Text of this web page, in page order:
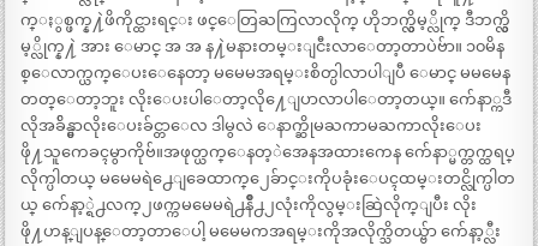
က္ႏွစ္ဖက္န႔ဲဖိကိုင္ထားရင္း ဖင္ေတြႀကြလာလိုက္ ဟိုဘက္လွိမ့္လိုက္ ဒီဘက္လွိ
မ့္လိုက္န႔ဲ အား ေမာင္ အ အ န႔ဲမနားတမ္းျငီးလာေတာ့တာပဲဗ်ာ။ ၁၀မိန
စ္ေလာက္ယက္ေပးေနေတာ့ မမေမအရမ္းစိတ္ပါလာပါျပီ ေမာင္ မမမေန
တတ္ေတာ့ဘူး လိုးေပးပါေတာ့လို႔ေျပာလာပါေတာ့တယ္။ က်ေနာ္ကဒီ
လိုအခ်ိန္မွာလိုးေပးခ်င္တာေလ ဒါမွလဲ ေနာက္ဆိုမႀကာမႀကာလိုးေပး
ဖို႔သူကေခၚမွာကိုဗ်။အဖုတ္ယက္ေနတ့ဲအေနအထားကေန က်ေနာ္မက္တက္ထရပ္
လိုက္ပါတယ္ မမေမရဲ႕ေျခေထာက္၂ေခ်ာင္းကိုပခုံးေပၚထမ္းတင္လိုက္ပါတ
ယ္ က်ေနာ့္ရဲ႕လက္၂ဖက္ကမမေမရဲ႕နိဳ႕၂လုံးကိုလွမ္းဆြဲလိုက္ျပီး လိုး
ဖို႔ဟန္ျပန္ေတာ့တာေပါ့ မမေမကအရမ္းကိုအလိုက္သိတယ္ဗ်ာ က်ေနာ့္လီး